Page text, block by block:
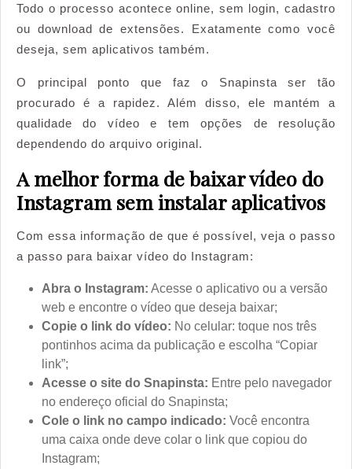
Todo o processo acontece online, sem login, cadastro
ou download de extensões. Exatamente como você
deseja, sem aplicativos também.
O principal ponto que faz o Snapinsta ser tão
procurado é a rapidez. Além disso, ele mantém a
qualidade do vídeo e tem opções de resolução
dependendo do arquivo original.
A melhor forma de baixar vídeo do
Instagram sem instalar aplicativos
Com essa informação de que é possível, veja o passo
a passo para baixar vídeo do Instagram:
Abra o Instagram: Acesse o aplicativo ou a versão
web e encontre o vídeo que deseja baixar;
Copie o link do vídeo: No celular: toque nos três
pontinhos acima da publicação e escolha “Copiar
link”;
Acesse o site do Snapinsta: Entre pelo navegador
no endereço oficial do Snapinsta;
Cole o link no campo indicado: Você encontra
uma caixa onde deve colar o link que copiou do
Instagram;